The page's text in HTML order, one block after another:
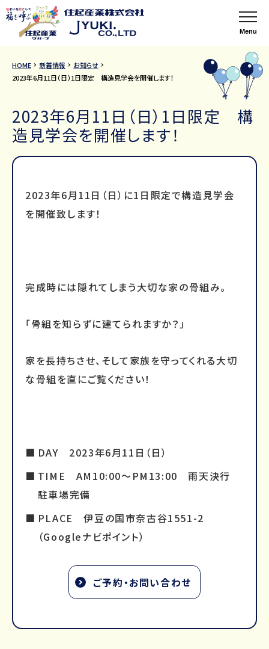
Menu
HOME 新着情報
お知らせ
2023年6月11日（日）1日限定 構造見学会を開催します！
2023年6月11日（日）1日限定 構
造見学会を開催します！
2023年6月11日（日）に1日限定で構造見学会
を開催致します！
完成時には隠れてしまう大切な家の骨組み。
「骨組を知らずに建てられますか？」
家を長持ちさせ、そして家族を守ってくれる大切
な骨組を直にご覧ください！
DAY 2023年6月11日（日）
TIME AM10:00～PM13:00 雨天決行
駐車場完備
PLACE 伊豆の国市奈古谷1551-2
（Googleナビポイント）
ご予約・お問い合わせ